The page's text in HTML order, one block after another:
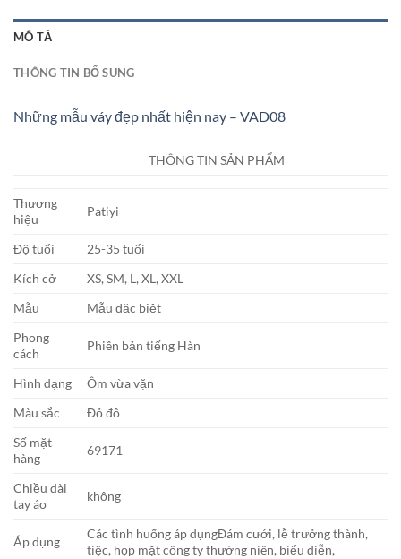
MÔ TẢ
THÔNG TIN BỔ SUNG
Những mẫu váy đẹp nhất hiện nay – VAD08
THÔNG TIN SẢN PHẨM
Thương
hiệu
Patiyi
Độ tuổi
25-35 tuổi
Kích cở
XS, SM, L, XL, XXL
Mẫu
Mẫu đặc biệt
Phong
cách
Phiên bản tiếng Hàn
Hình dạng
Ôm vừa vặn
Màu sắc
Đỏ đô
Số mặt
hàng
69171
Chiều dài
tay áo
không
Áp dụng
Các tình huống áp dụngĐám cưới, lễ trưởng thành,
tiệc, họp mặt công ty thường niên, biểu diễn,